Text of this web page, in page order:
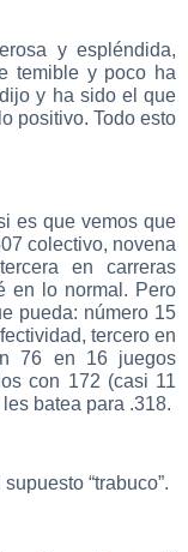
y espléndida,
temible y poco ha
y ha sido el que
positivo. Todo esto
es que vemos que
colectivo, novena
en carreras
en lo normal. Pero
pueda: número 15
tercero en
76 en 16 juegos
con 172 (casi 11
batea para .318.
“trabuco”.